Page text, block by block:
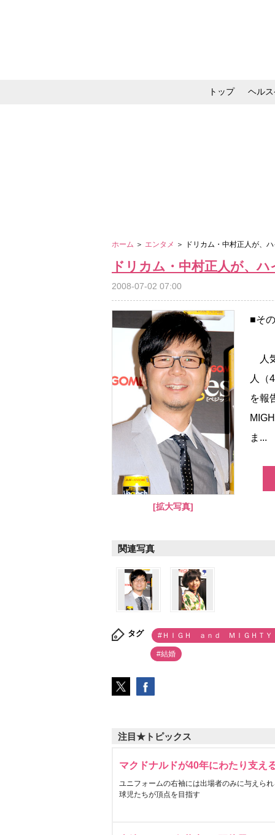
トップ ヘル
ホーム ＞ エンタメ ＞ ドリカム・中村正人が、
ドリカム・中村正人が、
2008-07-02 07:00
[拡大写真]
■そ
人
人（
を報
ま...
関連写真
タグ #ＨＩＧＨ ａｎｄ ＭＩＧＨＴ
#結婚
注目★トピックス
マクドナルドが40年にわたり支え
ユニフォームの右袖には出場者のみに与えら
球児たちが頂点を目指す